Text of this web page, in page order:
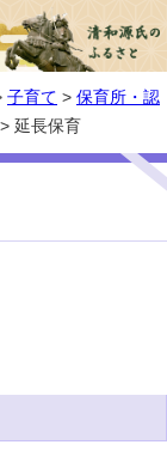
子育て > 保育所・認
> 延長保育